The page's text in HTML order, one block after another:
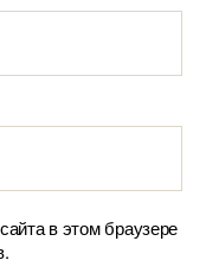
в этом браузере